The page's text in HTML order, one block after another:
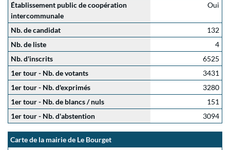
Établissement public de coopération
intercommunale
Oui
Nb. de candidat
132
Nb. de liste
4
Nb. d'inscrits
6525
1er tour - Nb. de votants
3431
1er tour - Nb. d'exprimés
3280
1er tour - Nb. de blancs / nuls
151
1er tour - Nb. d'abstention
3094
Carte de la mairie de Le Bourget